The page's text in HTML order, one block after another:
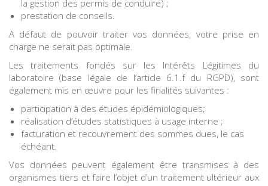
la gestion des permis de conduire) ;
prestation de conseils.
A défaut de pouvoir traiter vos données, votre prise en
charge ne serait pas optimale.
Les traitements fondés sur les Intérêts Légitimes du
laboratoire (base légale de l’article 6.1.f du RGPD), sont
également mis en œuvre pour les finalités suivantes :
participation à des études épidémiologiques;
réalisation d’études statistiques à usage interne ;
facturation et recouvrement des sommes dues, le cas
échéant.
Vos données peuvent également être transmises à des
organismes tiers et faire l’objet d’un traitement ultérieur aux